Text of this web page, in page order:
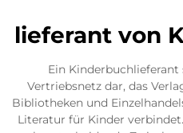
lieferant von
Ein
Vertriebsnetz dar, das
Bibliotheken und
Literatur für Kinder